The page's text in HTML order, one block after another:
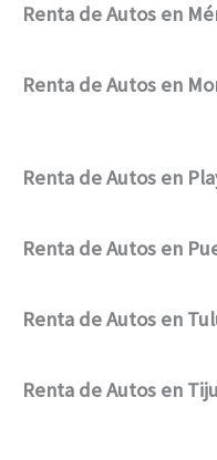
Renta de Autos en
Renta de Autos en
Renta de Autos en
Renta de Autos en
Renta de Autos en
Renta de Autos en